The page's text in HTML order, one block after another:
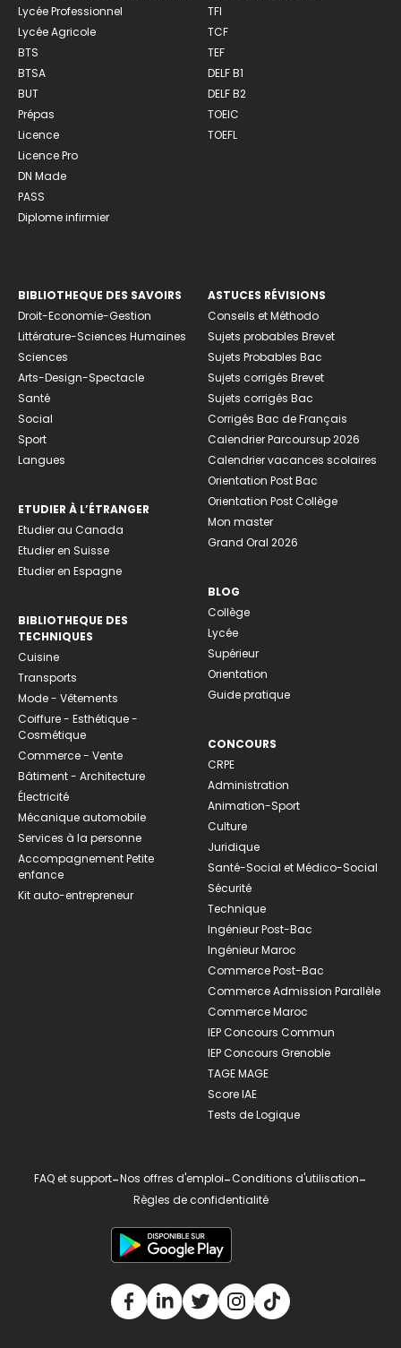
Lycée Professionnel
Lycée Agricole
BTS
BTSA
BUT
Prépas
Licence
Licence Pro
DN Made
PASS
Diplome infirmier
TFI
TCF
TEF
DELF B1
DELF B2
TOEIC
TOEFL
BIBLIOTHEQUE DES SAVOIRS
Droit-Economie-Gestion
Littérature-Sciences Humaines
Sciences
Arts-Design-Spectacle
Santé
Social
Sport
Langues
ETUDIER À L’ÉTRANGER
Etudier au Canada
Etudier en Suisse
Etudier en Espagne
BIBLIOTHEQUE DES
TECHNIQUES
Cuisine
Transports
Mode - Vêtements
Coiffure - Esthétique -
Cosmétique
Commerce - Vente
Bâtiment - Architecture
Électricité
Mécanique automobile
Services à la personne
Accompagnement Petite
enfance
Kit auto-entrepreneur
ASTUCES RÉVISIONS
Conseils et Méthodo
Sujets probables Brevet
Sujets Probables Bac
Sujets corrigés Brevet
Sujets corrigés Bac
Corrigés Bac de Français
Calendrier Parcoursup 2026
Calendrier vacances scolaires
Orientation Post Bac
Orientation Post Collège
Mon master
Grand Oral 2026
BLOG
Collège
Lycée
Supérieur
Orientation
Guide pratique
CONCOURS
CRPE
Administration
Animation-Sport
Culture
Juridique
Santé-Social et Médico-Social
Sécurité
Technique
Ingénieur Post-Bac
Ingénieur Maroc
Commerce Post-Bac
Commerce Admission Parallèle
Commerce Maroc
IEP Concours Commun
IEP Concours Grenoble
TAGE MAGE
Score IAE
Tests de Logique
FAQ et support-Nos offres d'emploi-Conditions d'utilisation-
Règles de confidentialité